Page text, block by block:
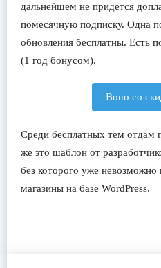
дальнейшем не придется
помесячную подписку. Одна
обновления бесплатны. Есть
(1 год бонусом).
Bono со
Среди бесплатных тем отдам
же это шаблон от
без которого уже невозможно
магазины на базе WordPress.